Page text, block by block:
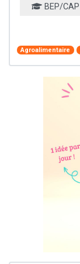
BEP/CAP
Agroalimentaire